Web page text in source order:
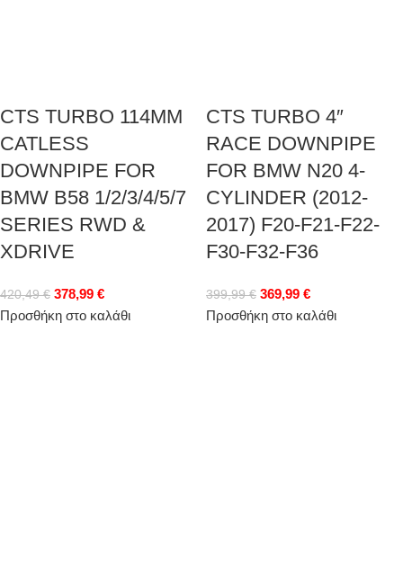
CTS TURBO 114MM
CATLESS
DOWNPIPE FOR
BMW B58 1/2/3/4/5/7
SERIES RWD &
XDRIVE
420,49€ 378,99 €
Προσθήκη στο καλάθι
CTS TURBO 4″
RACE DOWNPIPE
FOR BMW N20 4-
CYLINDER (2012-
2017) F20-F21-F22-
F30-F32-F36
399,99€ 369,99 €
Προσθήκη στο καλάθι